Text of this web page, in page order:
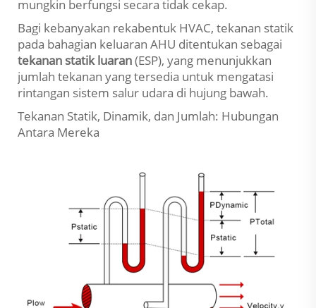
mungkin berfungsi secara tidak cekap.
Bagi kebanyakan rekabentuk HVAC, tekanan statik
pada bahagian keluaran AHU ditentukan sebagai
tekanan statik luaran(ESP), yang menunjukkan
jumlah tekanan yang tersedia untuk mengatasi
rintangan sistem salur udara di hujung bawah.
Tekanan Statik, Dinamik, dan Jumlah: Hubungan
Antara Mereka